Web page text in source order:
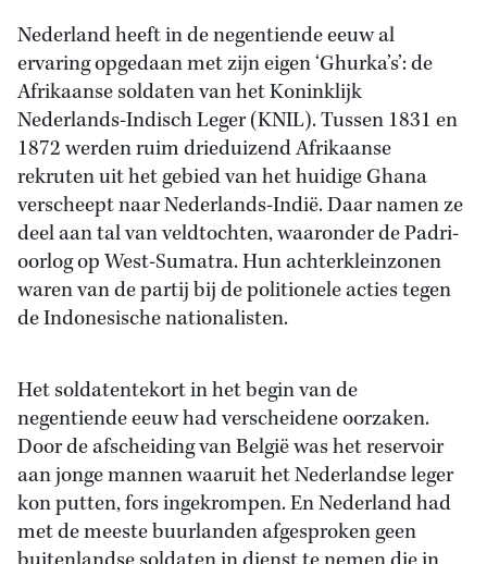
Nederland heeft in de negentiende eeuw al
ervaring opgedaan met zijn eigen ‘Ghurka’s’: de
Afrikaanse soldaten van het Koninklijk
Nederlands-Indisch Leger (KNIL). Tussen 1831 en
1872 werden ruim drieduizend Afrikaanse
rekruten uit het gebied van het huidige Ghana
verscheept naar Nederlands-Indië. Daar namen ze
deel aan tal van veldtochten, waaronder de Padri-
oorlog op West-Sumatra. Hun achterkleinzonen
waren van de partij bij de politionele acties tegen
de Indonesische nationalisten.
Het soldatentekort in het begin van de
negentiende eeuw had verscheidene oorzaken.
Door de afscheiding van België was het reservoir
aan jonge mannen waaruit het Nederlandse leger
kon putten, fors ingekrompen. En Nederland had
met de meeste buurlanden afgesproken geen